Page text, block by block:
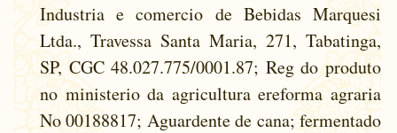
Industria e comercio de Bebidas Marquesi
Ltda., Travessa Santa Maria, 271, Tabatinga,
SP, CGC 48.027.775/0001.87; Reg do produto
no ministerio da agricultura ereforma agraria
No 00188817; Aguardente de cana; fermentado